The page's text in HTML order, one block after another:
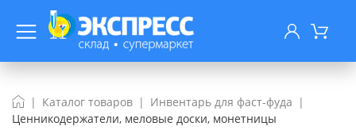
Каталог товаров
Инвентарь для фаст-фуда
Ценникодержатели, меловые доски, монетницы